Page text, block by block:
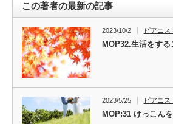
この著者の最新の記事
2023/10/2 ピアニス
MOP32.生活をする
2023/5/25 ピアニス
MOP:31 けっこんを